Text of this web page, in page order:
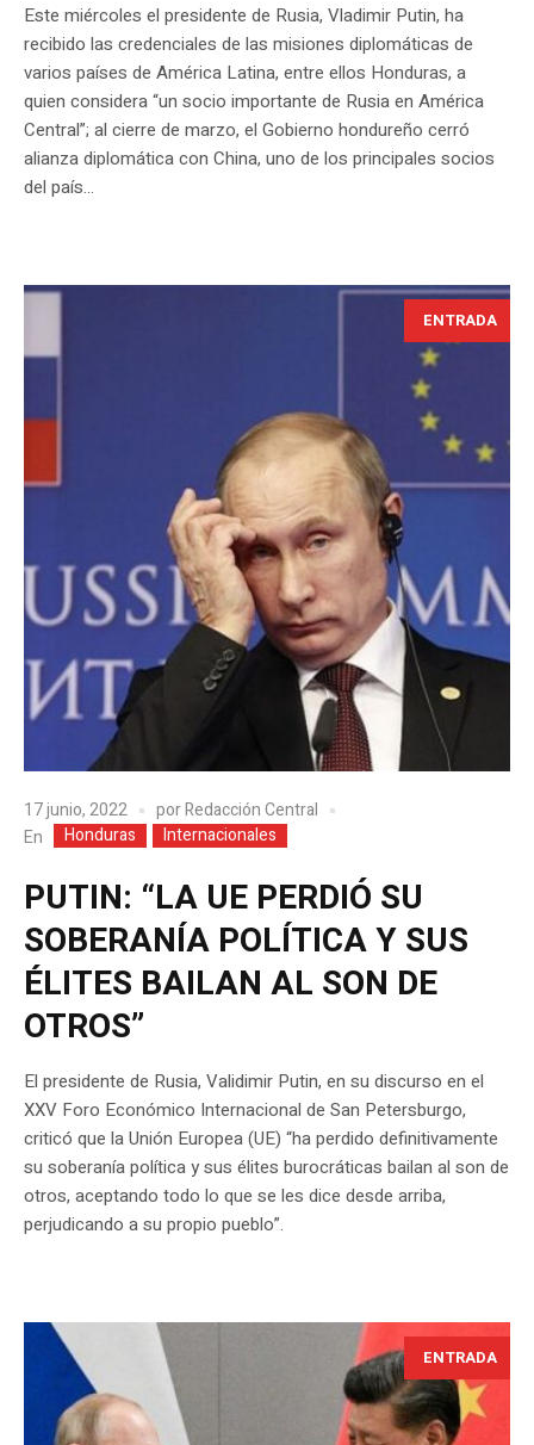
Este miércoles el presidente de Rusia, Vladimir Putin, ha
recibido las credenciales de las misiones diplomáticas de
varios países de América Latina, entre ellos Honduras, a
quien considera “un socio importante de Rusia en América
Central”; al cierre de marzo, el Gobierno hondureño cerró
alianza diplomática con China, uno de los principales socios
del país...
ENTRADA
17 junio, 2022 porRedacción Central
En
Honduras Internacionales
PUTIN: “LA UE PERDIÓ SU
SOBERANÍA POLÍTICA Y SUS
ÉLITES BAILAN AL SON DE
OTROS”
El presidente de Rusia, Validimir Putin, en su discurso en el
XXV Foro Económico Internacional de San Petersburgo,
criticó que la Unión Europea (UE) “ha perdido definitivamente
su soberanía política y sus élites burocráticas bailan al son de
otros, aceptando todo lo que se les dice desde arriba,
perjudicando a su propio pueblo”.
ENTRADA